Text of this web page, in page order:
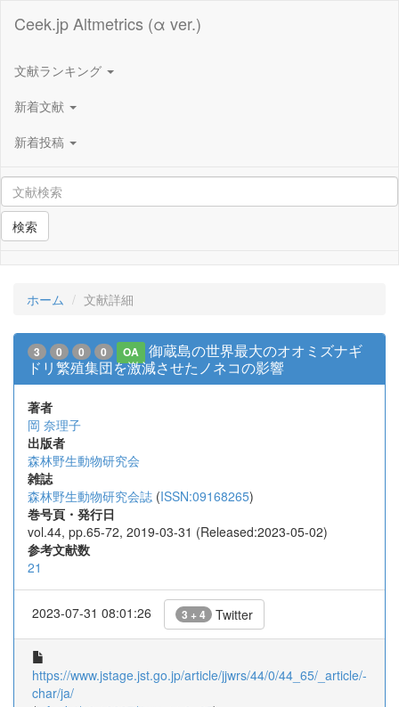
Ceek.jp Altmetrics (α ver.)
文献ランキング
新着文献
新着投稿
検索
ホーム 文献詳細
3 0 0 0 OA
御蔵島の世界最大のオオミズナギ
ドリ繁殖集団を激減させたノネコの影響
著者
岡 奈理子
出版者
森林野生動物研究会
雑誌
森林野生動物研究会誌 (ISSN:09168265)
巻号頁・発行日
vol.44, pp.65-72, 2019-03-31 (Released:2023-05-02)
参考文献数
21
2023-07-31 08:01:26 3 + 4 Twitter
https://www.jstage.jst.go.jp/article/jjwrs/44/0/44_65/_article/-
char/ja/